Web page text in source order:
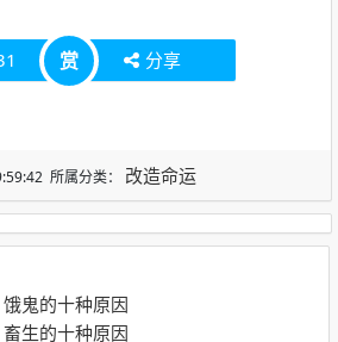
赏 分享
所属分类： 改造命运
鬼的十种原因
生的十种原因